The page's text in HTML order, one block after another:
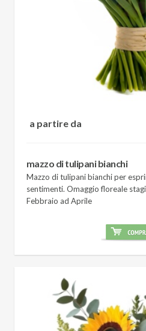
a partire da
mazzo di tulipani bianchi
Mazzo di tulipani bianchi per
sentimenti. Omaggio floreale
Febbraio ad Aprile